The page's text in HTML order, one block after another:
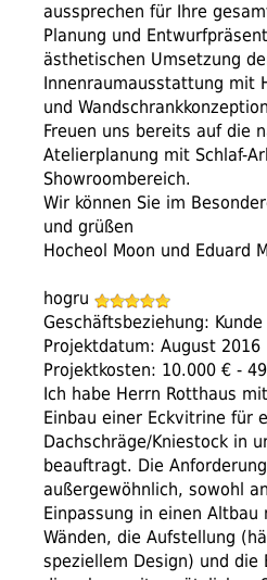
aussprechen für Ihre
Planung und
ästhetischen Umsetzung
Innenraumausstattung mit
und
Freuen uns bereits auf die
Atelierplanung mit Schlaf-
Showroombereich.
Wir können Sie im
und grüßen
Hocheol Moon und Eduard
hogru
Geschäftsbeziehung: Kunde
Projektdatum: August 2016
Projektkosten: 10.000 € -
Ich habe Herrn Rotthaus
Einbau einer Eckvitrine für
Dachschräge/Kniestock in
beauftragt. Die
außergewöhnlich, sowohl
Einpassung in einen Altbau
Wänden, die Aufstellung
speziellem Design) und die